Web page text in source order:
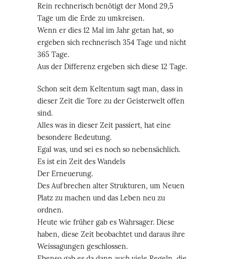
Rein rechnerisch benötigt der Mond 29,5
Tage um die Erde zu umkreisen.
Wenn er dies 12 Mal im Jahr getan hat, so
ergeben sich rechnerisch 354 Tage und nicht
365 Tage.
Aus der Differenz ergeben sich diese 12 Tage.
Schon seit dem Keltentum sagt man, dass in
dieser Zeit die Tore zu der Geisterwelt offen
sind.
Alles was in dieser Zeit passiert, hat eine
besondere Bedeutung.
Egal was, und sei es noch so nebensächlich.
Es ist ein Zeit des Wandels
Der Erneuerung.
Des Aufbrechen alter Strukturen, um Neuen
Platz zu machen und das Leben neu zu
ordnen.
Heute wie früher gab es Wahrsager. Diese
haben, diese Zeit beobachtet und daraus ihre
Weissagungen geschlossen.